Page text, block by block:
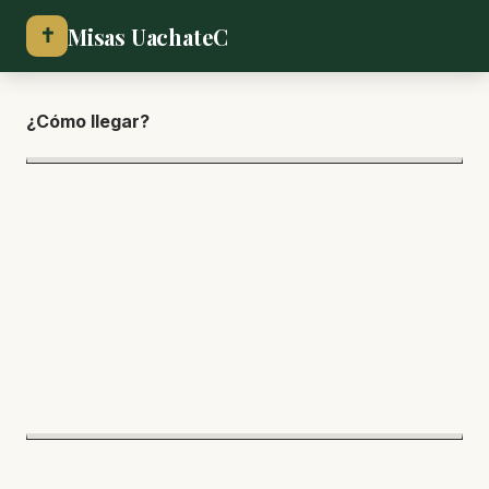
✝ Misas UachateC
¿Cómo llegar?